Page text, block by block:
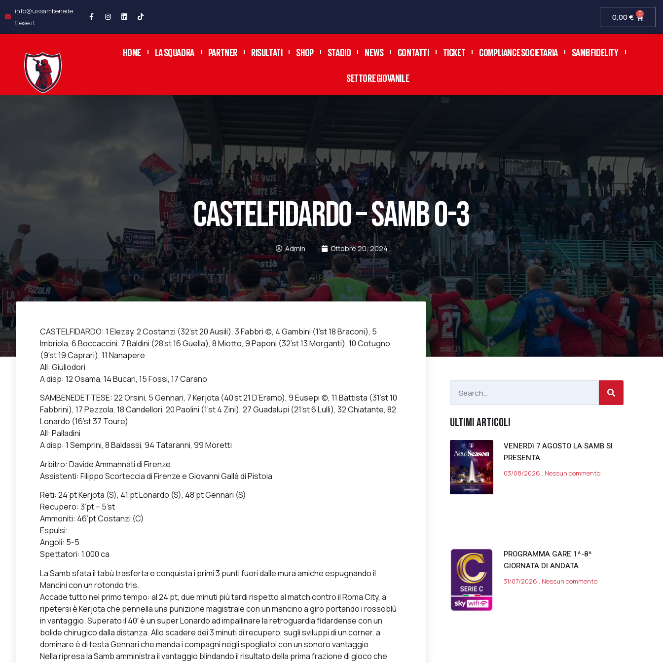
info@ussambenede
ttese.it
0,00€ 0
HOME LA SQUADRA PARTNER RISULTATI SHOP STADIO NEWS CONTATTI TICKET COMPLIANCE SOCIETARIA SAMB FIDELITY
SETTORE GIOVANILE
CASTELFIDARDO – SAMB 0-3
Admin Ottobre 20, 2024
CASTELFIDARDO: 1 Elezay, 2 Costanzi (32’st 20 Ausili), 3 Fabbri (c), 4 Gambini (1’st 18 Braconi), 5
Imbriola, 6 Boccaccini, 7 Baldini (28’st 16 Guella), 8 Miotto, 9 Paponi (32’st 13 Morganti), 10 Cotugno
(9’st 19 Caprari), 11 Nanapere
All: Giuliodori
A disp: 12 Osama, 14 Bucari, 15 Fossi, 17 Carano
SAMBENEDETTESE: 22 Orsini, 5 Gennari, 7 Kerjota (40’st 21 D’Eramo), 9 Eusepi (c), 11 Battista (31’st 10
Fabbrini), 17 Pezzola, 18 Candellori, 20 Paolini (1’st 4 Zini), 27 Guadalupi (21’st 6 Lulli), 32 Chiatante, 82
Lonardo (16’st 37 Toure)
All: Palladini
A disp: 1 Semprini, 8 Baldassi, 94 Tataranni, 99 Moretti
Arbitro: Davide Ammannati di Firenze
Assistenti: Filippo Scorteccia di Firenze e Giovanni Gallà di Pistoia
Reti: 24’pt Kerjota (S), 41’pt Lonardo (S), 48’pt Gennari (S)
Recupero: 3’pt – 5’st
Ammoniti: 46’pt Costanzi (C)
Espulsi:
Angoli: 5-5
Spettatori: 1.000 ca
La Samb sfata il tabù trasferta e conquista i primi 3 punti fuori dalle mura amiche espugnando il
Mancini con un rotondo tris.
Accade tutto nel primo tempo: al 24’pt, due minuti più tardi rispetto al match contro il Roma City, a
ripetersi è Kerjota che pennella una punizione magistrale con un mancino a giro portando i rossoblù
in vantaggio. Superato il 40′ è un super Lonardo ad impallinare la retroguardia fidardense con un
bolide chirugico dalla distanza. Allo scadere dei 3 minuti di recupero, sugli sviluppi di un corner, a
dominare è di testa Gennari che manda i compagni negli spogliatoi con un sonoro vantaggio.
Nella ripresa la Samb amministra il vantaggio blindando il risultato della prima frazione di gioco che
ULTIMI ARTICOLI
VENERDì 7 AGOSTO LA SAMB SI
PRESENTA
03/08/2026 Nessun commento
PROGRAMMA GARE 1^-8^
GIORNATA DI ANDATA
31/07/2026 Nessun commento